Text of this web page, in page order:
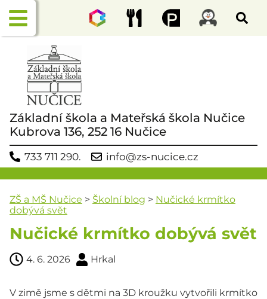
Základní škola a Mateřská škola Nučice
Kubrova 136, 252 16 Nučice
733 711 290. info@zs-nucice.cz
ZŠ a MŠ Nučice > Školní blog > Nučické krmítko
dobývá svět
Nučické krmítko dobývá svět
4. 6. 2026 Hrkal
V zimě jsme s dětmi na 3D kroužku vytvořili krmítko